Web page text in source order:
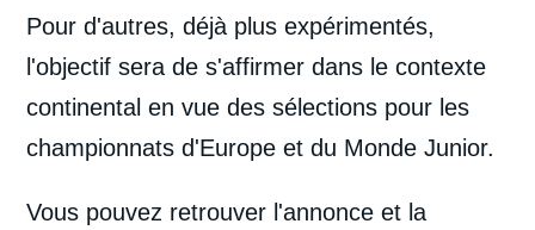
Pour d'autres, déjà plus expérimentés,
l'objectif sera de s'affirmer dans le contexte
continental en vue des sélections pour les
championnats d'Europe et du Monde Junior.
Vous pouvez retrouver l'annonce et la